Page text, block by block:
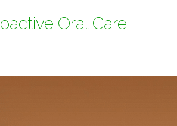
Oral Care